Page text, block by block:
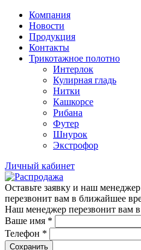
Компания
Новости
Продукция
Контакты
Трикотажное полотно
Интерлок
Кулирная гладь
Нитки
Кашкорсе
Рибана
Футер
Шнурок
Экстрофор
Личный кабинет
Оставьте заявку и наш менеджер
перезвонит вам в ближайшее
Наш менеджер перезвонит вам
Ваше имя *
Телефон *
Сохранить